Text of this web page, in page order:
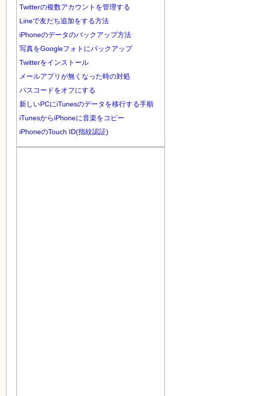
Twitterの複数アカウントを管理する
Lineで友だち追加をする方法
iPhoneのデータのバックアップ方法
写真をGoogleフォトにバックアップ
Twitterをインストール
メールアプリが無くなった時の対処
パスコードをオフにする
新しいPCにiTunesのデータを移行する手順
iTunesからiPhoneに音楽をコピー
iPhoneのTouch ID(指紋認証)